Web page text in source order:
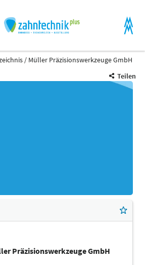
Müller Präzisionswerkzeuge GmbH
Teilen
Präzisionswerkzeuge GmbH